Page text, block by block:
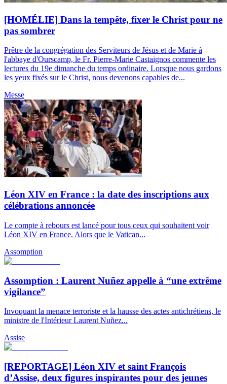
[HOMÉLIE] Dans la tempête, fixer le Christ pour ne
pas sombrer
Prêtre de la congrégation des Serviteurs de Jésus et de Marie à
l'abbaye d'Ourscamp, le Fr. Pierre-Marie Castaignos commente les
lectures du 19e dimanche du temps ordinaire. Lorsque nous gardons
les yeux fixés sur le Christ, nous devenons capables de...
Messe
Léon XIV en France : la date des inscriptions aux
célébrations annoncée
Le compte à rebours est lancé pour tous ceux qui souhaitent voir
Léon XIV en France. Alors que le Vatican...
Assomption
Assomption : Laurent Nuñez appelle à “une extrême
vigilance”
Invoquant la menace terroriste et la hausse des actes antichrétiens, le
ministre de l'Intérieur Laurent Nuñez...
Assise
[REPORTAGE] Léon XIV et saint François
d’Assise, deux figures inspirantes pour des jeunes